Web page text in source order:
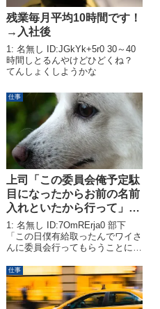
残業毎月平均10時間です！
→入社後
1: 名無し ID:JGkYk+5r0 30～40
時間しとるんやけどひどくね？
てんしょくしようかな
仕事
上司「この委員会俺予定駄
目になったからお前の名前
入れといたから行って」ワ
イ「はい」部下(ほーん)
1: 名無し ID:7OmRErja0 部下
「この日僕有給取ったんでワイさ
んに委員会行ってもらうことにな
「え？無理なんですか？」ワイ
「無理では無いけど普通申請する
前に「この日有給取る予定なんで
すが委員会代わりに出...
仕事